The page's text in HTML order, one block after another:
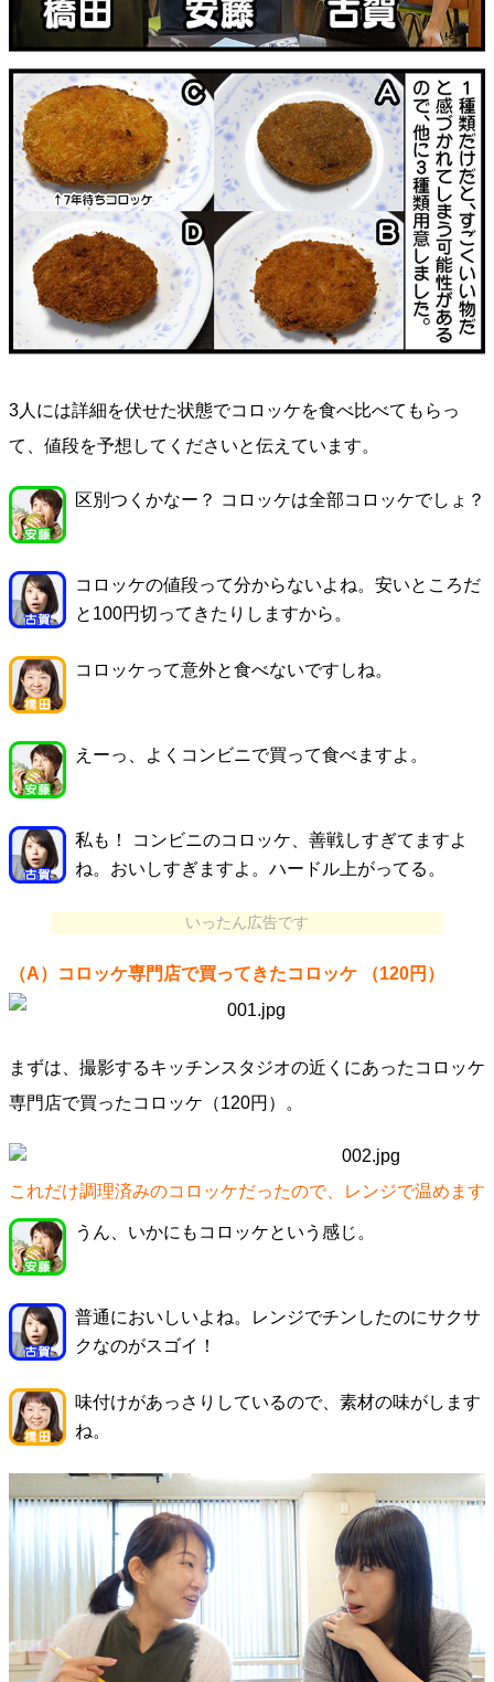
3人には詳細を伏せた状態でコロッケを食べ比べてもらっ
て、値段を予想してくださいと伝えています。
区別つくかなー？ コロッケは全部コロッケでしょ？
コロッケの値段って分からないよね。安いところだ
と100円切ってきたりしますから。
コロッケって意外と食べないですしね。
えーっ、よくコンビニで買って食べますよ。
私も！ コンビニのコロッケ、善戦しすぎてますよ
ね。おいしすぎますよ。ハードル上がってる。
いったん広告です
（A）コロッケ専門店で買ってきたコロッケ （120円）
まずは、撮影するキッチンスタジオの近くにあったコロッケ
専門店で買ったコロッケ（120円）。
これだけ調理済みのコロッケだったので、レンジで温めます
うん、いかにもコロッケという感じ。
普通においしいよね。レンジでチンしたのにサクサ
クなのがスゴイ！
味付けがあっさりしているので、素材の味がします
ね。